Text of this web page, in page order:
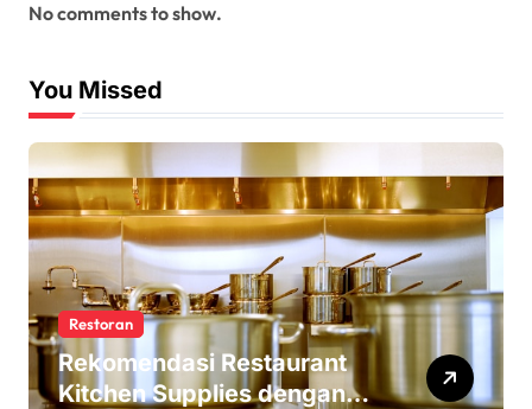
No comments to show.
You Missed
Restoran
Rekomendasi Restaurant
Kitchen Supplies dengan